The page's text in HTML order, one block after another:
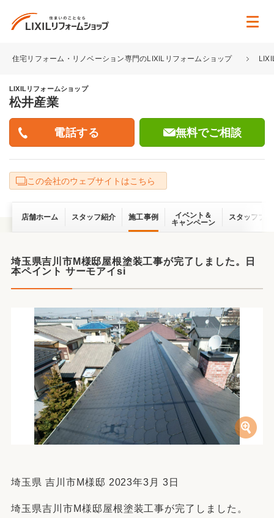
住宅リフォーム・リノベーション専門のLIXILリフォームショップ
LIXILリフォームショップ
松井産業
無料でご相談
この会社のウェブサイトはこちら
店舗ホーム スタッフ紹介 施工事例
イベント＆
キャンペーン
スタッフブ
埼玉県吉川市M様邸屋根塗装工事が完了しました。日
本ペイント サーモアイsi
埼玉県 吉川市M様邸 2023年3月 3日
埼玉県吉川市M様邸屋根塗装工事が完了しました。